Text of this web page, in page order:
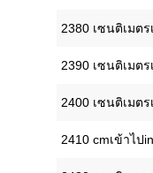
2380 เซนติเมตร
2390 เซนติเมต
2400 เซนติเมต
2410 cmเข้าไปin